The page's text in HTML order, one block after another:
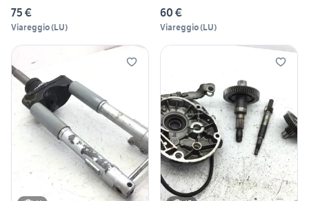
75 €
Viareggio(LU)
ANTERIORE -
60 €
Viareggio(LU)